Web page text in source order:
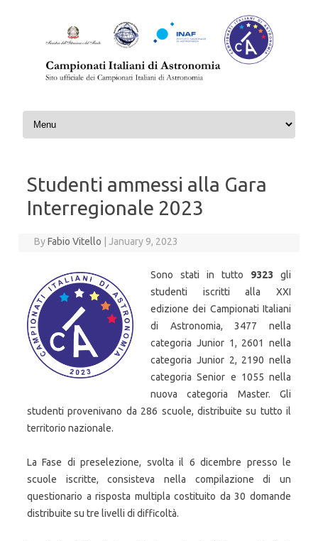
Skip to content
Studenti ammessi alla Gara
Interregionale 2023
ByFabio Vitello January 9, 2023
Sono stati in tutto 9323 gli
studenti iscritti alla XXI
edizione dei Campionati Italiani
di Astronomia, 3477 nella
categoria Junior 1, 2601 nella
categoria Junior 2, 2190 nella
categoria Senior e 1055 nella
nuova categoria Master. Gli
studenti provenivano da 286 scuole, distribuite su tutto il
territorio nazionale.
La Fase di preselezione, svolta il 6 dicembre presso le
scuole iscritte, consisteva nella compilazione di un
questionario a risposta multipla costituito da 30 domande
distribuite su tre livelli di difficoltà.